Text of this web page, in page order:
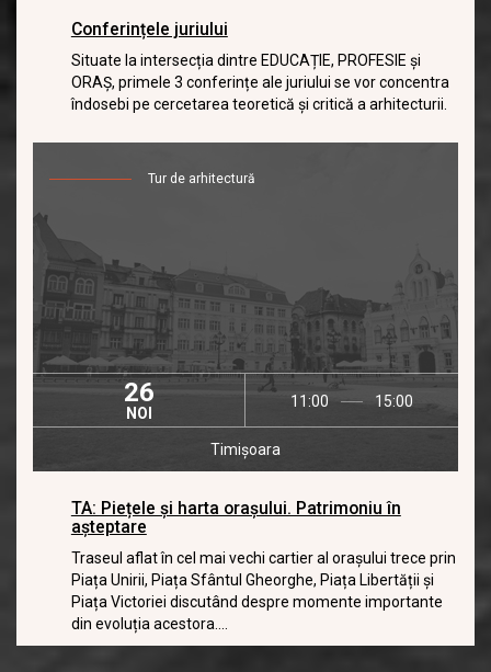
Conferințele juriului
Situate la intersecția dintre EDUCAȚIE, PROFESIE și
ORAȘ, primele 3 conferințe ale juriului se vor concentra
îndosebi pe cercetarea teoretică și critică a arhitecturii.
Tur de arhitectură
26
NOI
11:00 15:00
Timișoara
TA: Piețele și harta orașului. Patrimoniu în
așteptare
Traseul aflat în cel mai vechi cartier al orașului trece prin
Piața Unirii, Piața Sfântul Gheorghe, Piața Libertății și
Piața Victoriei discutând despre momente importante
din evoluția acestora....